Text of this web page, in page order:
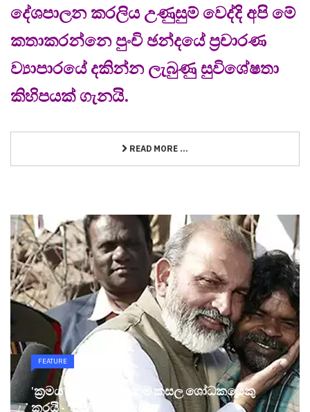
දේශපාලන කරලිය උණුසුම් වෙද්දි අපි මේ
කතාකරන්නෙ පුංචි ඡන්දයේ ප්‍රචාරණ
ව්‍යාපාරයේ දකින්න ලැබුණු සුවිශේෂතා
කිහිපයක් ගැනයි.
READ MORE ...
FEATURE
'ක්‍රමය' සෑම කෙනෙකුම කසල ශෝධකයෙකු
කරයි - ‘පීප්ලි ලයිව්’ 2010